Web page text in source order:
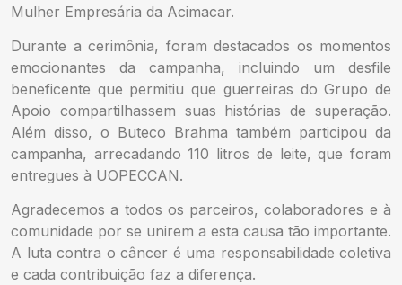
Mulher Empresária da Acimacar.
Durante a cerimônia, foram destacados os momentos
emocionantes da campanha, incluindo um desfile
beneficente que permitiu que guerreiras do Grupo de
Apoio compartilhassem suas histórias de superação.
Além disso, o Buteco Brahma também participou da
campanha, arrecadando 110 litros de leite, que foram
entregues à UOPECCAN.
Agradecemos a todos os parceiros, colaboradores e à
comunidade por se unirem a esta causa tão importante.
A luta contra o câncer é uma responsabilidade coletiva
e cada contribuição faz a diferença.